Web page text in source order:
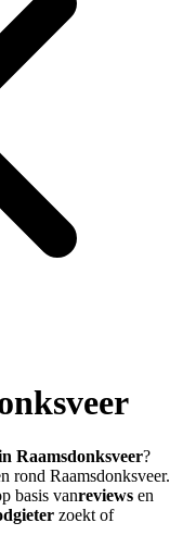
Raamsdonksveer?
rond Raamsdonksveer.
basis vanreviews en
zoekt of